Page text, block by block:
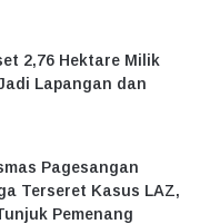
2,76 Hektare Milik
Lapangan dan
Pagesangan
Terseret Kasus LAZ,
Pemenang